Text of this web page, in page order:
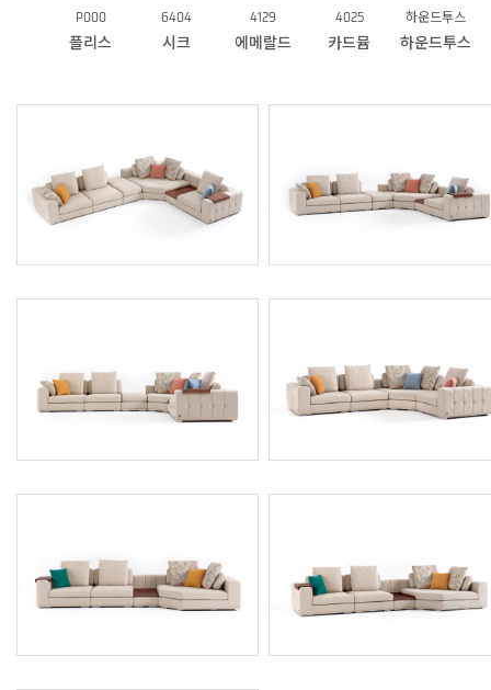
P000
플리스
6404
시크
4129
에메랄드
4025
카드뮴
하운드투스
하운드투스